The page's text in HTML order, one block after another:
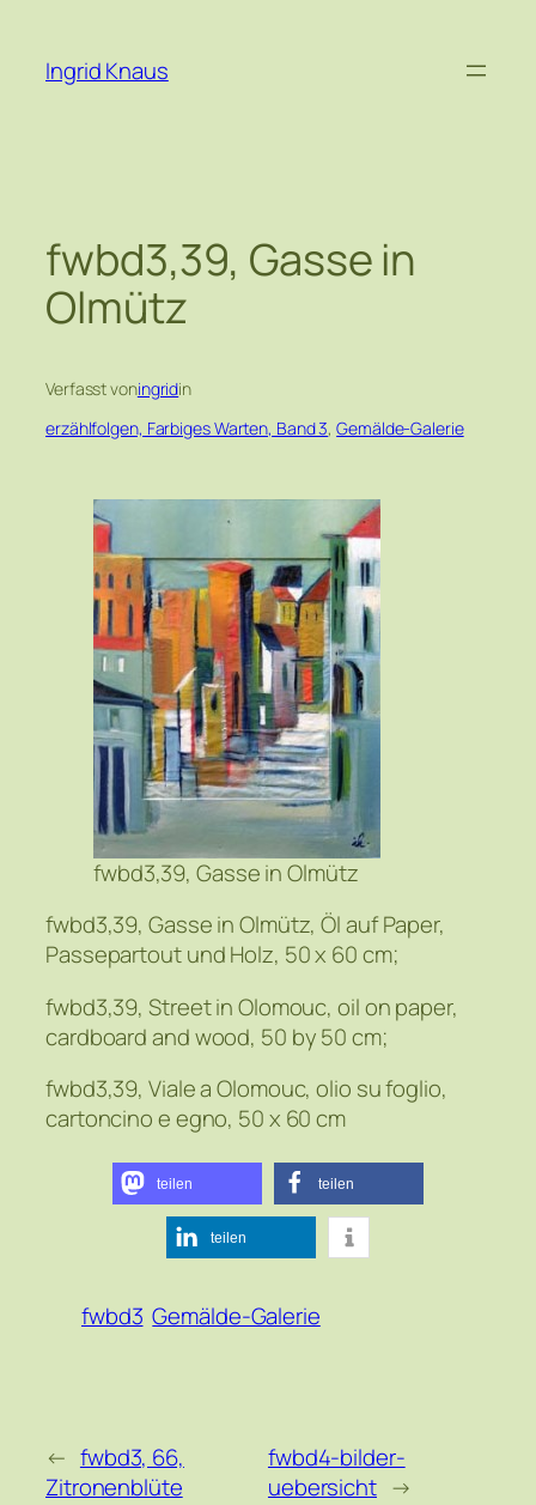
springen
Ingrid Knaus
fwbd3,39, Gasse in
Olmütz
Verfasst voningridin
erzählfolgen, Farbiges Warten, Band 3, Gemälde-Galerie
fwbd3,39, Gasse in Olmütz
fwbd3,39, Gasse in Olmütz, Öl auf Paper,
Passepartout und Holz, 50 x 60 cm;
fwbd3,39, Street in Olomouc, oil on paper,
cardboard and wood, 50 by 50 cm;
fwbd3,39, Viale a Olomouc, olio su foglio,
cartoncino e egno, 50 x 60 cm
teilen teilen
teilen
fwbd3 Gemälde-Galerie
← fwbd3, 66,
Zitronenblüte
fwbd4-bilder-
uebersicht →